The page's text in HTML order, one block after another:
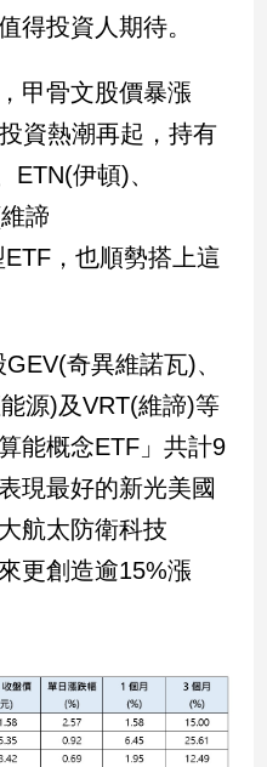
得投資人期待。
甲骨文股價暴漲
資熱潮再起，持有
ETN(伊頓)、
諦
，也順勢搭上這
奇異維諾瓦)、
源)及VRT(維諦)等
能概念ETF」共計9
現最好的新光美國
航太防衛科技
更創造逾15%漲